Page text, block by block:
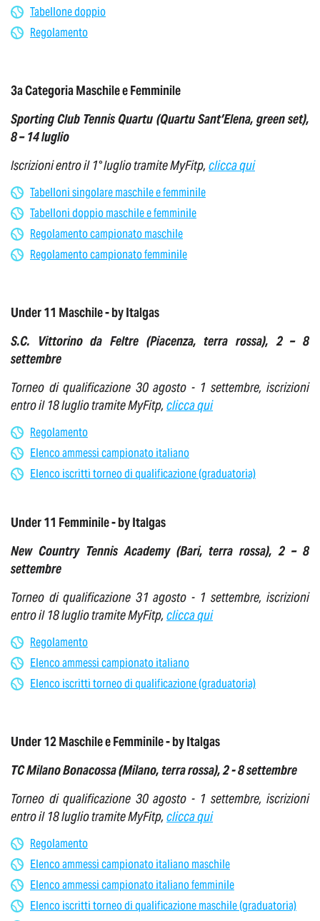
Tabellone doppio
Regolamento
3a Categoria Maschile e Femminile
Sporting Club Tennis Quartu (Quartu Sant’Elena, green set),
8 – 14 luglio
Iscrizioni entro il 1° luglio tramite MyFitp, clicca qui
Tabelloni singolare maschile e femminile
Tabelloni doppio maschile e femminile
Regolamento campionato maschile
Regolamento campionato femminile
Under 11 Maschile - by Italgas
S.C. Vittorino da Feltre (Piacenza, terra rossa), 2 – 8
settembre
Torneo di qualificazione 30 agosto - 1 settembre, iscrizioni
entro il 18 luglio tramite MyFitp, clicca qui
Regolamento
Elenco ammessi campionato italiano
Elenco iscritti torneo di qualificazione (graduatoria)
Under 11 Femminile - by Italgas
New Country Tennis Academy (Bari, terra rossa), 2 – 8
settembre
Torneo di qualificazione 31 agosto - 1 settembre, iscrizioni
entro il 18 luglio tramite MyFitp, clicca qui
Regolamento
Elenco ammessi campionato italiano
Elenco iscritti torneo di qualificazione (graduatoria)
Under 12 Maschile e Femminile - by Italgas
TC Milano Bonacossa (Milano, terra rossa), 2 - 8 settembre
Torneo di qualificazione 30 agosto - 1 settembre, iscrizioni
entro il 18 luglio tramite MyFitp, clicca qui
Regolamento
Elenco ammessi campionato italiano maschile
Elenco ammessi campionato italiano femminile
Elenco iscritti torneo di qualificazione maschile (graduatoria)